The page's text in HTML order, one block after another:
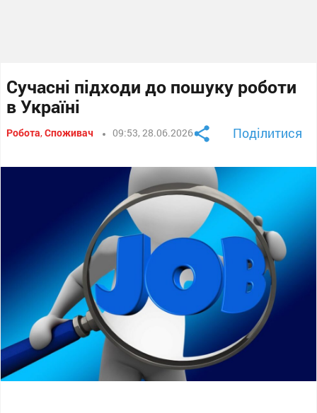
Сучасні підходи до пошуку роботи
в Україні
Робота,Споживач 09:53, 28.06.2026 Поділитися